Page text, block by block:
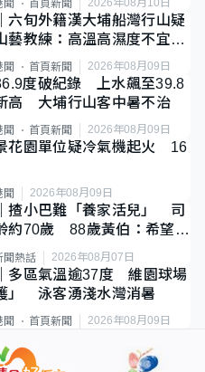
聞 首頁新聞
六旬外籍漢大埔船灣行山疑
教練：高溫高濕度不宜遠
聞 首頁新聞 2026年08月09日
度破紀錄 上水飆至39.8
高 大埔行山客中暑不治
聞 首頁新聞 2026年08月09日
花園單位疑冷氣機起火 16
聞 2026年08月09日
揸小巴難「養家活兒」 司
約70歲 88歲黃伯：希望一
聞熱話 2026年08月07日
多區氣溫逾37度 維園球場
」 泳客湧淺水灣消暑
聞 首頁新聞 2026年08月09日